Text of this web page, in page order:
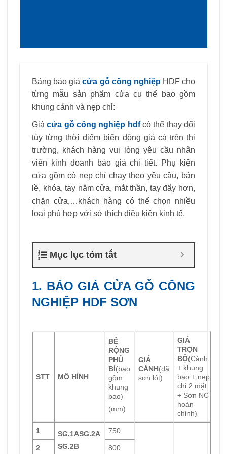
Bảng báo giácửa gỗ công nghiệpHDF cho
từng mẫu sản phẩm cửa cụ thể bao gồm
khung cánh và nẹp chỉ:
Giácửa gỗ công nghiệp hdfcó thể thay đổi
tùy từng thời điểm biến động giá cả trên thị
trường, khách hàng vui lòng yêu cầu nhân
viên kinh doanh báo giá chi tiết. Phụ kiện
cửa gồm có nẹp chỉ chạy theo yêu cầu, bản
lề, khóa, tay nắm cửa, mắt thần, tay đẩy hơn,
chặn cửa,…khách hàng có thể chọn nhiều
loại phù hợp với sở thích điều kiện kinh tế.
Mục lục tóm tắt
1. BÁO GIÁ CỬA GỖ CÔNG
NGHIỆP HDF SƠN
STT MÔ HÌNH
BỀ
RỘNG
PHỦ
BÌ(bao
gồm
khung
bao)
(mm)
GIÁ
CÁNH(đã
sơn lót)
GIÁ
TRỌN
BỘ(Cánh
+ khung
bao + nẹp
chỉ 2 mặt
+ Sơn NC
hoàn
chỉnh)
1 SG.1ASG.2A
SG.2B
750
2 800